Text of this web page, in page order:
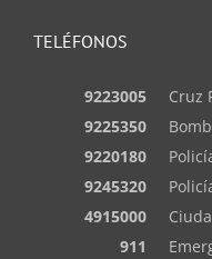
TELÉFONOS
9223005
Cruz
9225350
9220180
9245320
4915000
911